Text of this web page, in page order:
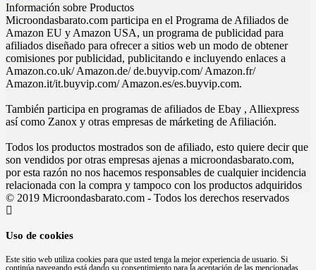
Información sobre Productos
Microondasbarato.com participa en el Programa de Afiliados de
Amazon EU y Amazon USA, un programa de publicidad para
afiliados diseñado para ofrecer a sitios web un modo de obtener
comisiones por publicidad, publicitando e incluyendo enlaces a
Amazon.co.uk/ Amazon.de/ de.buyvip.com/ Amazon.fr/
Amazon.it/it.buyvip.com/ Amazon.es/es.buyvip.com.
También participa en programas de afiliados de Ebay , Alliexpress
así como Zanox y otras empresas de márketing de Afiliación.
Todos los productos mostrados son de afiliado, esto quiere decir que
son vendidos por otras empresas ajenas a microondasbarato.com,
por esta razón no nos hacemos responsables de cualquier incidencia
relacionada con la compra y tampoco con los productos adquiridos
© 2019 Microondasbarato.com - Todos los derechos reservados
Uso de cookies
Este sitio web utiliza cookies para que usted tenga la mejor experiencia de usuario. Si